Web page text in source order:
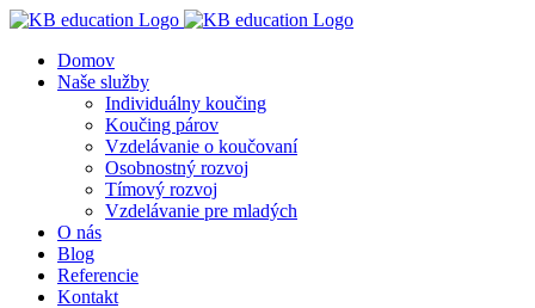
Skip
contentDomov
Naše služby
Individuálny koučing
Koučing párov
Vzdelávanie o koučovaní
Osobnostný rozvoj
Tímový rozvoj
Vzdelávanie pre mladých
O nás
Blog
Referencie
Kontakt